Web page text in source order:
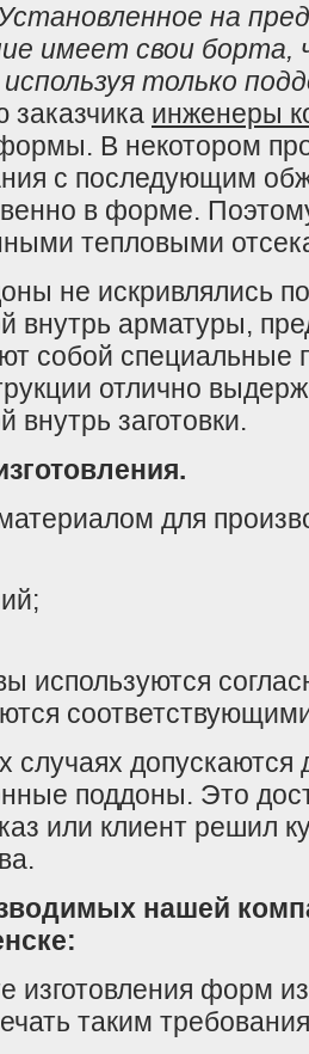
на
имеет свои
только
инженеры
В некотором
с последующим
в форме.
тепловыми
не искривлялись
внутрь арматуры,
собой специальные
отлично
заготовки.
для
используются
случаях
поддоны. Это
или клиент решил
нашей
изготовления форм
таким